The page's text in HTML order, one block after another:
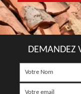
DEMANDEZ